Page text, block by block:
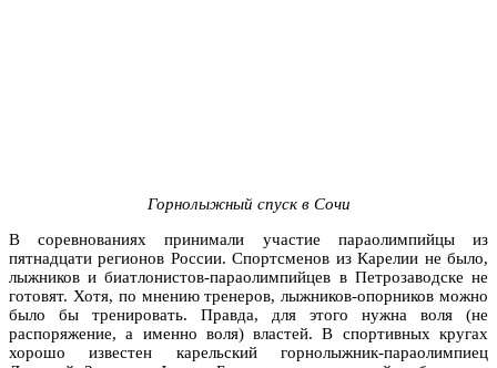
Горнолыжный спуск в Сочи
В соревнованиях принимали участие параолимпийцы из
пятнадцати регионов России. Спортсменов из Карелии не было,
лыжников и биатлонистов-параолимпийцев в Петрозаводске не
готовят. Хотя, по мнению тренеров, лыжников-опорников можно
было бы тренировать. Правда, для этого нужна воля (не
распоряжение, а именно воля) властей. В спортивных кругах
хорошо известен карельский горнолыжник-параолимпиец